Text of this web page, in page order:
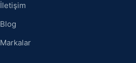
İletişim
Blog
Markalar